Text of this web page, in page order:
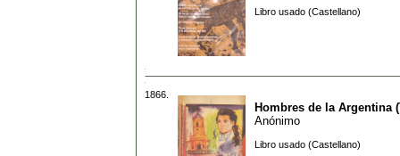
Libro usado (Castellano)
1866.
Hombres de la Argentina
Anónimo
Libro usado (Castellano)